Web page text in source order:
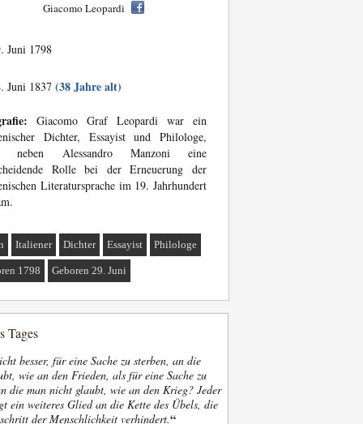
Giacomo Leopardi
Juni 1798
Juni 1837 (38 Jahre alt)
Giacomo Graf Leopardi war ein
Dichter, Essayist und Philologe,
neben Alessandro Manzoni eine
Rolle bei der Erneuerung der
Literatursprache im 19. Jahrhundert
Italiener Dichter Essayist Philologe
1798 Geboren 29. Juni
Tages
besser, für eine Sache zu sterben, an die
wie an den Frieden, als für eine Sache zu
die man nicht glaubt, wie an den Krieg? Jeder
ein weiteres Glied an die Kette des Übels, die
der Menschlichkeit verhindert.“